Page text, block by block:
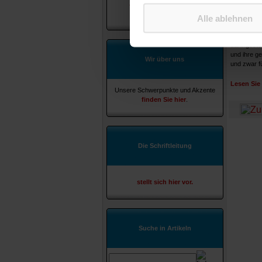
Alle ablehnen
Jahresverzeichnis 2025
Wir über uns
Unsere Schwerpunkte und Akzente
finden Sie hier
Die Schriftleitung
stellt sich hier vor.
Suche in Artikeln
wenig
Fällen, in
im
und ihre
und zwar
Lesen